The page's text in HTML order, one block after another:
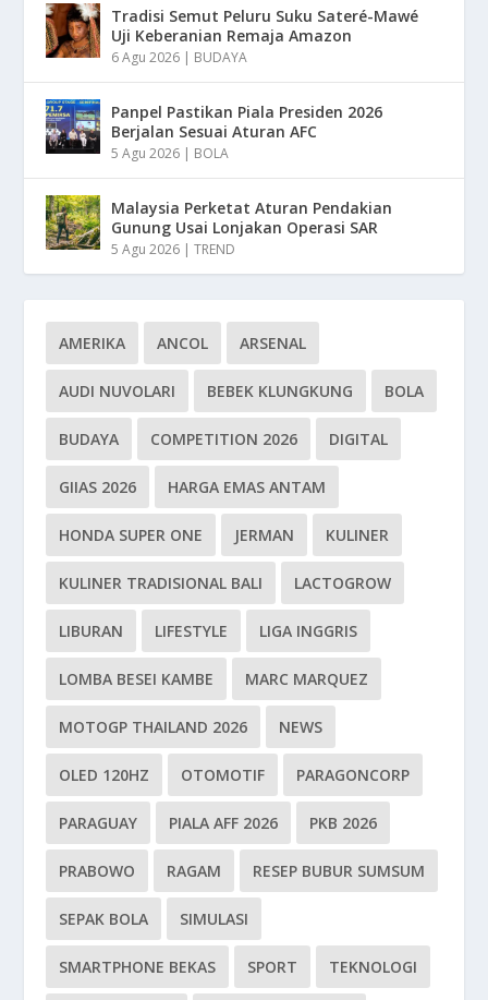
Tradisi Semut Peluru Suku Sateré-Mawé
Uji Keberanian Remaja Amazon
6 Agu 2026 | BUDAYA
Panpel Pastikan Piala Presiden 2026
Berjalan Sesuai Aturan AFC
5 Agu 2026 | BOLA
Malaysia Perketat Aturan Pendakian
Gunung Usai Lonjakan Operasi SAR
5 Agu 2026 |TREND
AMERIKA ANCOL ARSENAL
AUDI NUVOLARI BEBEK KLUNGKUNG BOLA
BUDAYA COMPETITION 2026 DIGITAL
GIIAS 2026 HARGA EMAS ANTAM
HONDA SUPER ONE JERMAN KULINER
KULINER TRADISIONAL BALI LACTOGROW
LIBURAN LIFESTYLE LIGA INGGRIS
LOMBA BESEI KAMBE MARC MARQUEZ
MOTOGP THAILAND 2026 NEWS
OLED 120HZ OTOMOTIF PARAGONCORP
PARAGUAY PIALA AFF 2026 PKB 2026
PRABOWO RAGAM RESEP BUBUR SUMSUM
SEPAK BOLA SIMULASI
SMARTPHONE BEKAS SPORT TEKNOLOGI